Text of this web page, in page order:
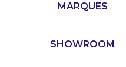
MARQUES
SHOWROOM